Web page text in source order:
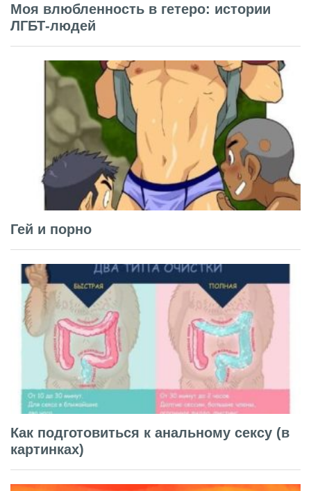
Моя влюбленность в гетеро: истории
ЛГБТ-людей
Гей и порно
Как подготовиться к анальному сексу (в
картинках)